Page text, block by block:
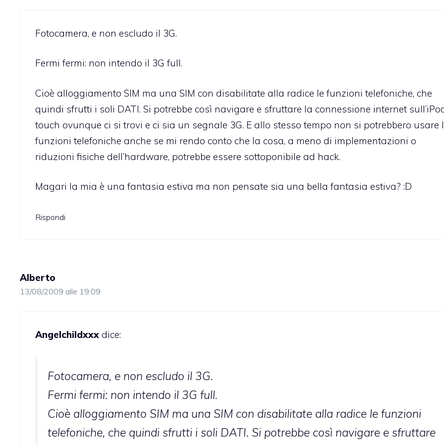
Fotocamera, e non escludo il 3G.
Fermi fermi: non intendo il 3G full.
Cioè alloggiamento SIM ma una SIM con disabilitate alla radice le funzioni telefoniche, che
quindi sfrutti i soli DATI. Si potrebbe così navigare e sfruttare la connessione internet
touch ovunque ci si trovi e ci sia un segnale 3G. E allo stesso tempo non si potrebbero usare
funzioni telefoniche anche se mi rendo conto che la cosa, a meno di implementazioni o
riduzioni fisiche dell’hardware, potrebbe essere sottoponibile ad hack.
Magari la mia è una fantasia estiva ma non pensate sia una bella fantasia estiva? :D
Rispondi
Alberto
13/08/2009 alle 19:09
Angelchildxxx dice:
Fotocamera, e non escludo il 3G.
Fermi fermi: non intendo il 3G full.
Cioè alloggiamento SIM ma una SIM con disabilitate alla radice le funzioni
telefoniche, che quindi sfrutti i soli DATI. Si potrebbe così navigare e sfruttare